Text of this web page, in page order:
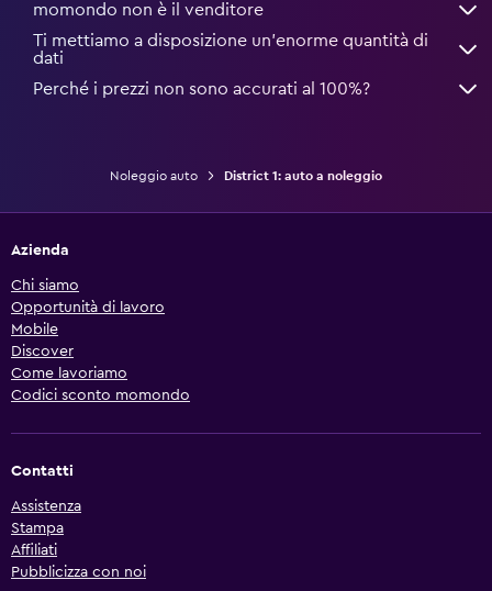
momondo non è il venditore
Ti mettiamo a disposizione un’enorme quantità di
dati
Perché i prezzi non sono accurati al 100%?
Noleggio auto District 1: auto a noleggio
Azienda
Chi siamo
Opportunità di lavoro
Mobile
Discover
Come lavoriamo
Codici sconto momondo
Contatti
Assistenza
Stampa
Affiliati
Pubblicizza con noi